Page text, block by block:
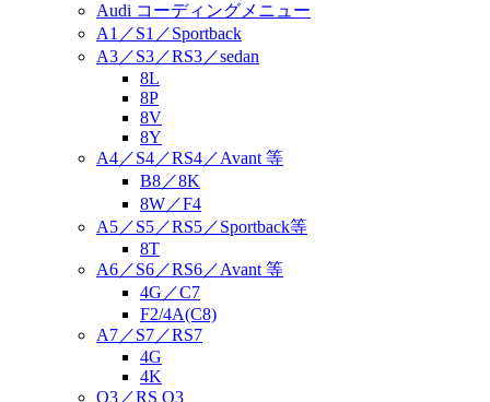
Audi コーディングメニュー
A1／S1／Sportback
A3／S3／RS3／sedan
8L
8P
8V
8Y
A4／S4／RS4／Avant 等
B8／8K
8W／F4
A5／S5／RS5／Sportback等
8T
A6／S6／RS6／Avant 等
4G／C7
F2/4A(C8)
A7／S7／RS7
4G
4K
Q3／RS Q3